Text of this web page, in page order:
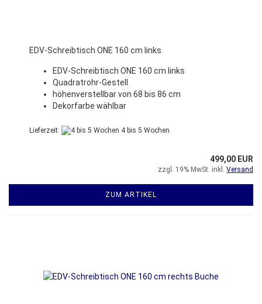
EDV-Schreibtisch ONE 160 cm links
EDV-Schreibtisch ONE 160 cm links
Quadratrohr-Gestell
höhenverstellbar von 68 bis 86 cm
Dekorfarbe wählbar
Lieferzeit: 4 bis 5 Wochen
499,00 EUR
zzgl. 19% MwSt. inkl. Versand
ZUM ARTIKEL